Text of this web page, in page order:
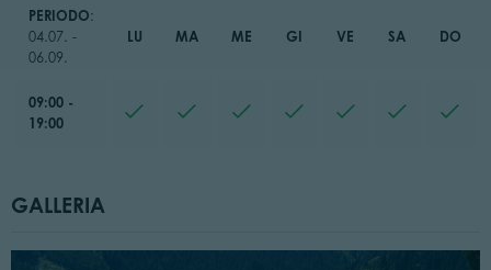
PERIODO:
04.07. -
06.09.
LU MA ME GI VE SA DO
09:00 -
19:00
GALLERIA